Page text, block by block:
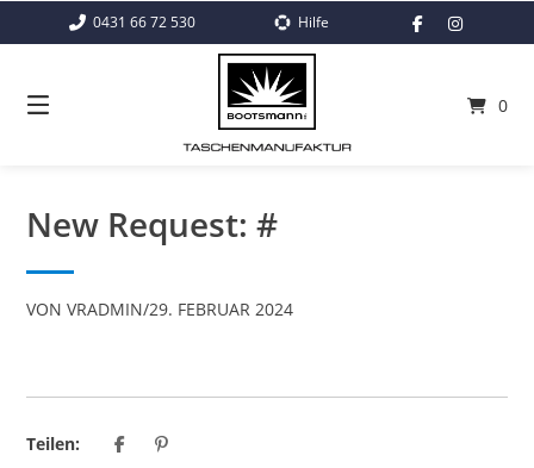
0431 66 72 530 Hilfe
0
New Request: #
VONVRADMIN/29. FEBRUAR 2024
Teilen: